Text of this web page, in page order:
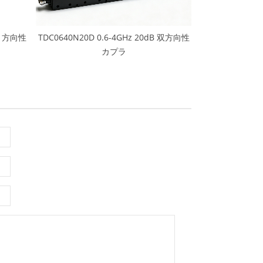
向性
TDC0640N20D 0.6-4GHz 20dB 双方向性
カプラ